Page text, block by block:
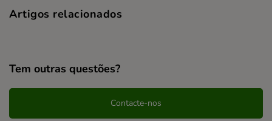
Artigos relacionados
Tem outras questões?
Contacte-nos